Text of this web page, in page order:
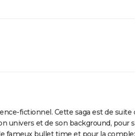
fictionnel. Cette saga est de suite
univers et de son background, pour
fameux bullet time et pour la